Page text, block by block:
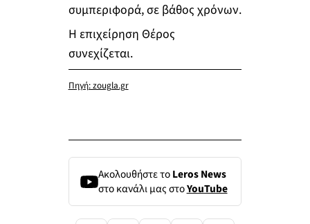
συμπεριφορά, σε βάθος χρόνων.
Η επιχείρηση Θέρος
συνεχίζεται.
Πηγή: zougla.gr
Ακολουθήστε τοLeros News
στο κανάλι μας στοYouTube